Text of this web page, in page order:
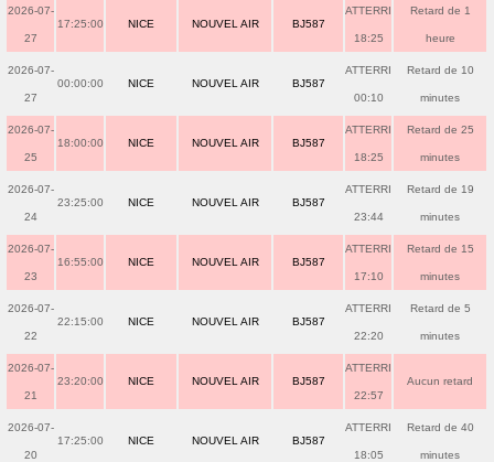
2026-07-
27
17:25:00 NICE NOUVEL AIR BJ587
ATTERRI
18:25
Retard de 1
heure
2026-07-
27
00:00:00 NICE NOUVEL AIR BJ587
ATTERRI
00:10
Retard de 10
minutes
2026-07-
25
18:00:00 NICE NOUVEL AIR BJ587
ATTERRI
18:25
Retard de 25
minutes
2026-07-
24
23:25:00 NICE NOUVEL AIR BJ587
ATTERRI
23:44
Retard de 19
minutes
2026-07-
23
16:55:00 NICE NOUVEL AIR BJ587
ATTERRI
17:10
Retard de 15
minutes
2026-07-
22
22:15:00 NICE NOUVEL AIR BJ587
ATTERRI
22:20
Retard de 5
minutes
2026-07-
21
23:20:00 NICE NOUVEL AIR BJ587
ATTERRI
22:57
Aucun retard
2026-07-
20
17:25:00 NICE NOUVEL AIR BJ587
ATTERRI
18:05
Retard de 40
minutes